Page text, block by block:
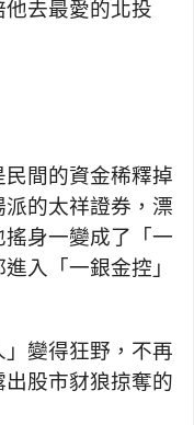
去最愛的北投
間的資金稀釋掉
的太祥證券，漂
身一變成了「一
入「一銀金控」
變得狂野，不再
股市豺狼掠奪的